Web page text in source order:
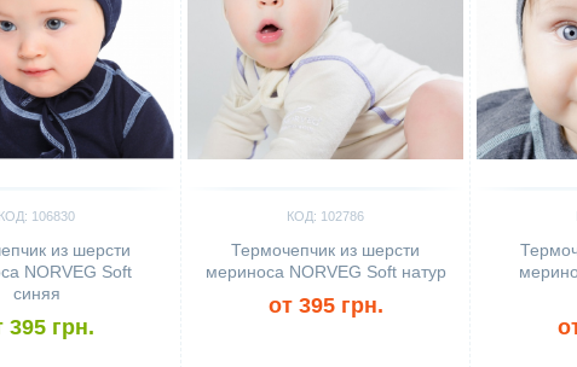
КОД: 106830
из шерсти
NORVEG Soft
синяя
395 грн.
КОД: 102786
Термочепчик из шерсти
мериноса NORVEG Soft натур
от 395 грн.